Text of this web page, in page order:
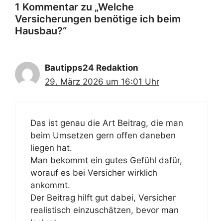
1 Kommentar zu „Welche
Versicherungen benötige ich beim
Hausbau?“
Bautipps24 Redaktion
29. März 2026 um 16:01 Uhr
Das ist genau die Art Beitrag, die man
beim Umsetzen gern offen daneben
liegen hat.
Man bekommt ein gutes Gefühl dafür,
worauf es bei Versicher wirklich
ankommt.
Der Beitrag hilft gut dabei, Versicher
realistisch einzuschätzen, bevor man